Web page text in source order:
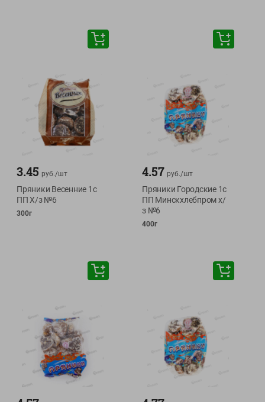
3.45 руб./шт
Пряники Весенние 1с
ПП Х/з №6
300г
4.57 руб./шт
Пряники Городские 1с
ПП Минскхлебпром х/
з №6
400г